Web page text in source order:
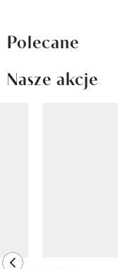
Polecane
Nasze akcje
previous element